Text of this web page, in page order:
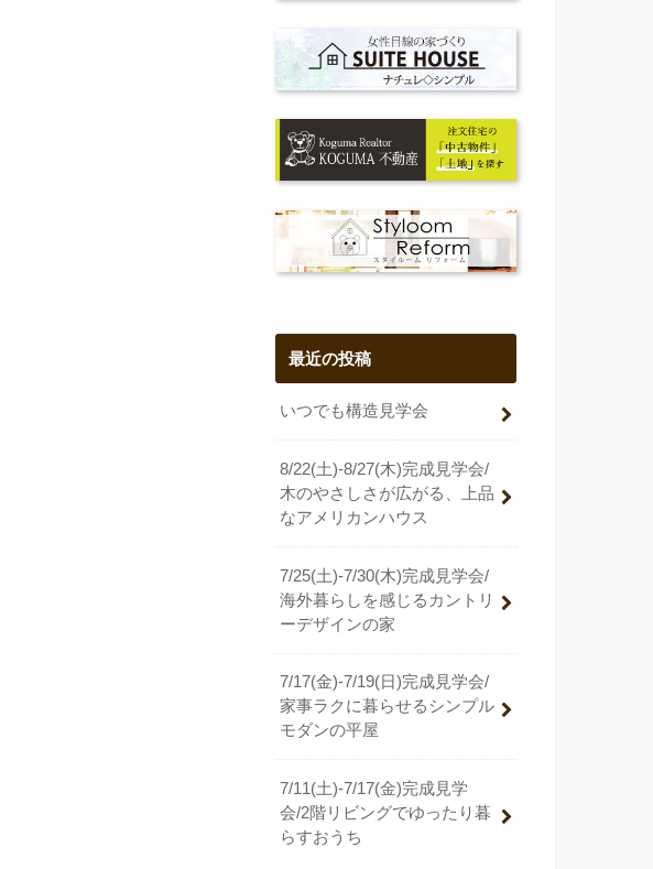
最近の投稿
いつでも構造見学会
8/22(土)-8/27(木)完成見学会/
木のやさしさが広がる、上品
なアメリカンハウス
7/25(土)-7/30(木)完成見学会/
海外暮らしを感じるカントリ
ーデザインの家
7/17(金)-7/19(日)完成見学会/
家事ラクに暮らせるシンプル
モダンの平屋
7/11(土)-7/17(金)完成見学
会/2階リビングでゆったり暮
らすおうち